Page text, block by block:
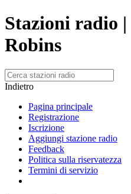
Stazioni radio
Robins
Indietro
Pagina principale
Registrazione
Iscrizione
Aggiungi stazione radio
Feedback
Politica sulla riservatezza
Termini di servizio